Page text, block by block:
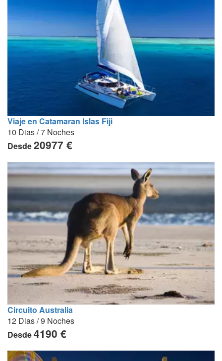
Viaje en Catamaran Islas Fiji
10 Dias / 7 Noches
Desde20977 €
Circuito Australia
12 Dias / 9 Noches
Desde4190 €